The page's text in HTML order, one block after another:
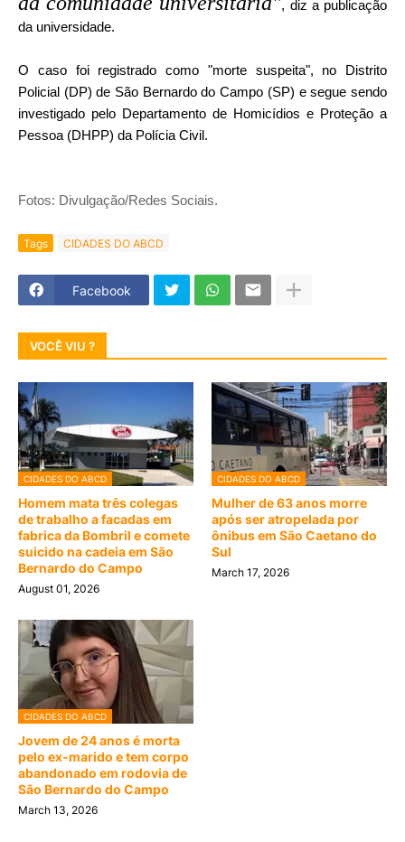
, diz a publicação
da universidade.
O caso foi registrado como "morte suspeita", no Distrito
Policial (DP) de São Bernardo do Campo (SP) e segue sendo
investigado pelo Departamento de Homicídios e Proteção a
Pessoa (DHPP) da Polícia Civil.
Fotos: Divulgação/Redes Sociais.
Tags CIDADES DO ABCD
Facebook
VOCÊ VIU ?
CIDADES DO ABCD
Homem mata três colegas
de trabalho a facadas em
fabrica da Bombril e comete
suicido na cadeia em São
Bernardo do Campo
August 01, 2026
CIDADES DO ABCD
Mulher de 63 anos morre
após ser atropelada por
ônibus em São Caetano do
Sul
March 17, 2026
CIDADES DO ABCD
Jovem de 24 anos é morta
pelo ex-marido e tem corpo
abandonado em rodovia de
São Bernardo do Campo
March 13, 2026